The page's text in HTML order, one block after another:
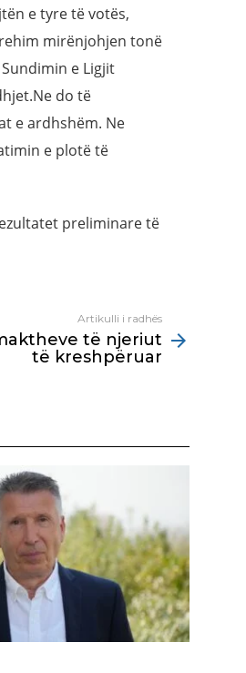
e tyre të votës,
mirënjohjen tonë
e Ligjit
do të
e ardhshëm. Ne
e plotë të
preliminare të
Artikulli i radhës
të njeriut
të kreshpëruar